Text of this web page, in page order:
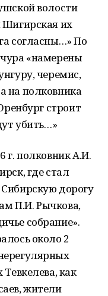
волости
их
согласны…» По
«намерены
черемис,
на полковника
строит
убить…»
г. полковник А.И.
где стал
дорогу
П.И. Рычкова,
собрание».
около 2
Тевкелева, как
жители